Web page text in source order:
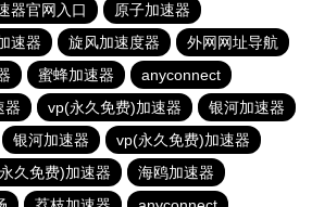
器官网入口
原子加速器
速器 旋风加速度器
外网网址导航
蜜蜂加速器
anyconnect
器 vp(永久免费)加速器
银河加速器
银河加速器
vp(永久免费)加速器
久免费)加速器
海鸥加速器